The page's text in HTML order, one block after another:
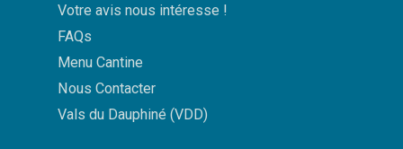
Votre avis nous intéresse !
FAQs
Menu Cantine
Nous Contacter
Vals du Dauphiné (VDD)